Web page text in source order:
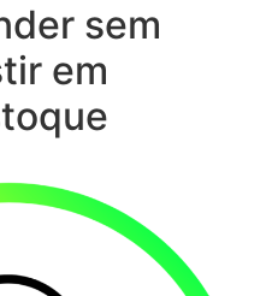
sem
em